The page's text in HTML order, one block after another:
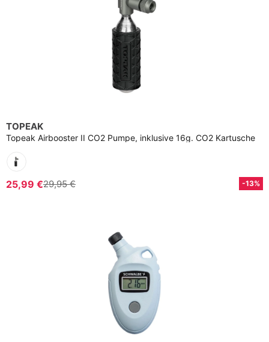
TOPEAK
Topeak Airbooster II CO2 Pumpe, inklusive 16g. CO2 Kartusche
25,99 €29,95 € -13%